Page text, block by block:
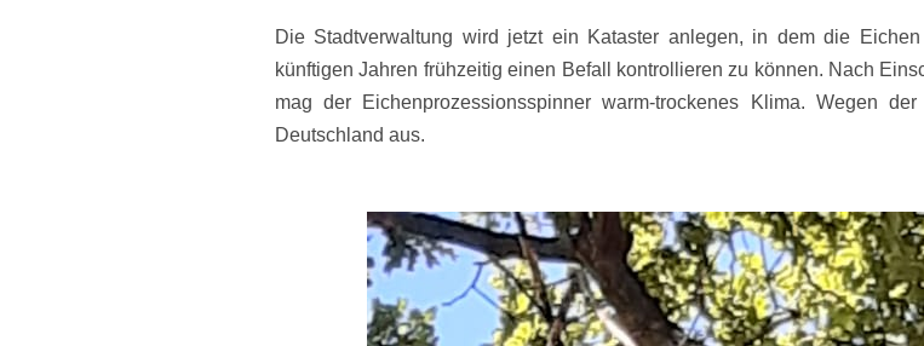
Die Stadtverwaltung wird jetzt ein Kataster anlegen, in dem die
künftigen Jahren frühzeitig einen Befall kontrollieren zu können. Nach
mag der Eichenprozessionsspinner warm-trockenes Klima. Wegen
Deutschland aus.